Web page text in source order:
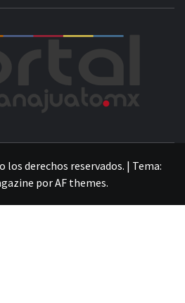
los derechos reservados. | Tema:
porAF themes.